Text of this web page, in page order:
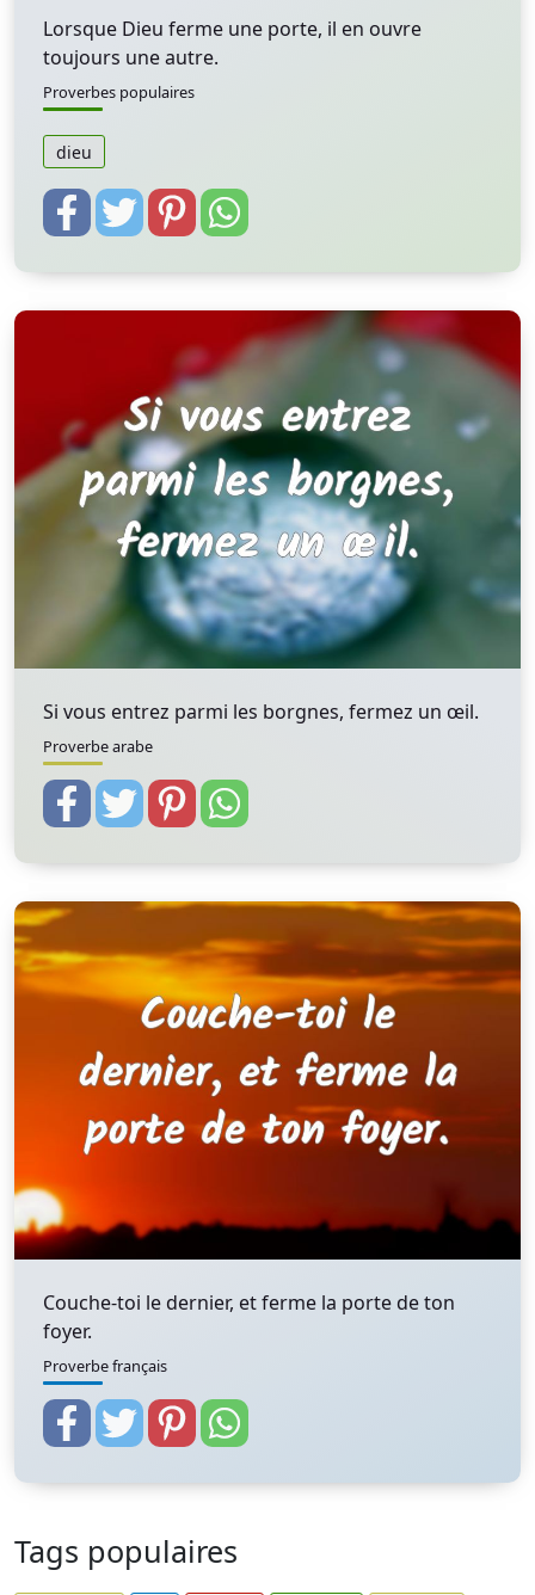
Lorsque Dieu ferme une porte, il en ouvre
toujours une autre.
Proverbes populaires
dieu
Si vous entrez parmi les borgnes, fermez un œil.
Proverbe arabe
Couche-toi le dernier, et ferme la porte de ton
foyer.
Proverbe français
Tags populaires